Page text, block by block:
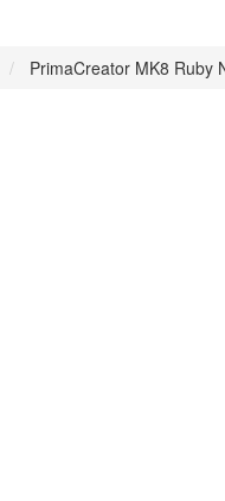
PrimaCreator MK8 Ruby